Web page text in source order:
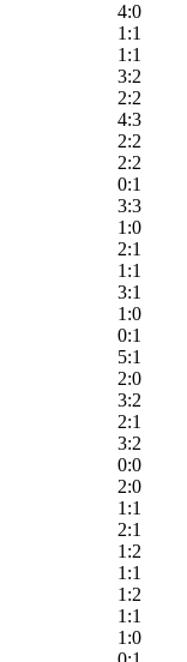
4:0
1:1
1:1
3:2
2:2
4:3
2:2
2:2
0:1
3:3
1:0
2:1
1:1
3:1
1:0
0:1
5:1
2:0
3:2
2:1
3:2
0:0
2:0
1:1
2:1
1:2
1:1
1:2
1:1
1:0